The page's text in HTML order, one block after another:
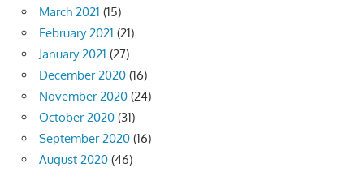
March 2021 (15)
February 2021 (21)
January 2021 (27)
December 2020 (16)
November 2020 (24)
October 2020 (31)
September 2020 (16)
August 2020 (46)